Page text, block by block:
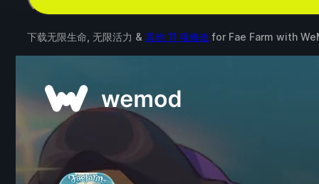
下载无限生命, 无限活力 & 其他 11 项修改 for Fae Farm with